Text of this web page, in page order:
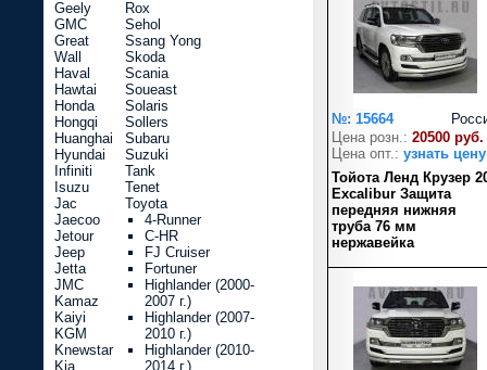
№: 15664
Цена розн.: 20500 руб.
Цена опт.: узнать цену
Тойота Ленд Крузер
Excalibur Защита
передняя нижняя
труба 76 мм
нержавейка
Geely
GMC
Great
Wall
Haval
Hawtai
Honda
Hongqi
Huanghai
Hyundai
Infiniti
Isuzu
Jac
Jaecoo
Jetour
Jeep
Jetta
JMC
Kamaz
Kaiyi
KGM
Knewstar
Kia
Rox
Sehol
Ssang Yong
Skoda
Scania
Soueast
Solaris
Sollers
Subaru
Suzuki
Tank
Tenet
Toyota
4-Runner
C-HR
FJ Cruiser
Fortuner
Highlander (2000-
2007 г.)
Highlander (2007-
2010 г.)
Highlander (2010-
2014 г.)